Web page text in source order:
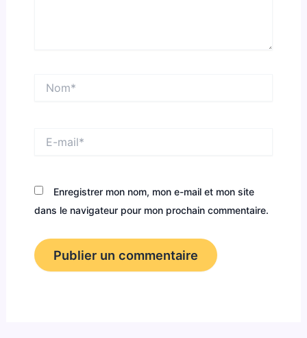
mail*
Enregistrer mon nom, mon e-mail et mon site
dans le navigateur pour mon prochain commentaire.